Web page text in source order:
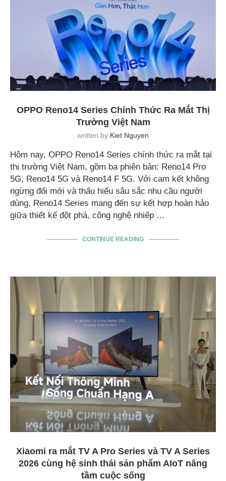
OPPO Reno14 Series Chính Thức Ra Mắt Thị
Trường Việt Nam
written by Kiet Nguyen
Hôm nay, OPPO Reno14 Series chính thức ra mắt tại
thị trường Việt Nam, gồm ba phiên bản: Reno14 Pro
5G, Reno14 5G và Reno14 F 5G. Với cam kết không
ngừng đổi mới và thấu hiểu sâu sắc nhu cầu người
dùng, Reno14 Series mang đến sự kết hợp hoàn hảo
giữa thiết kế đột phá, công nghệ nhiếp …
CONTINUE READING
Xiaomi ra mắt TV A Pro Series và TV A Series
2026 cùng hệ sinh thái sản phẩm AIoT nâng
tầm cuộc sống